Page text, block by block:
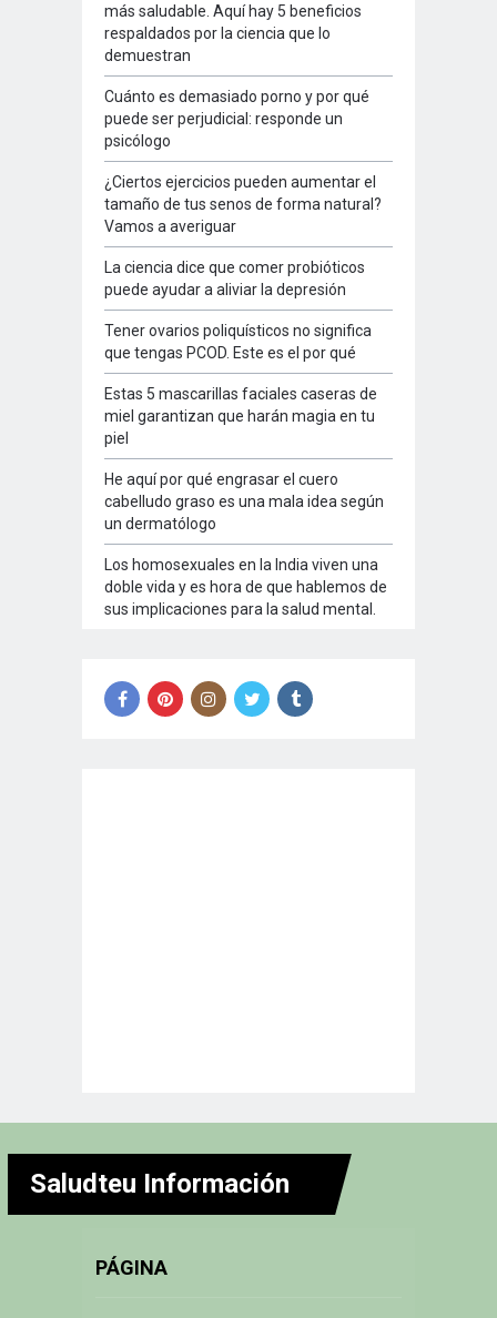
más saludable. Aquí hay 5 beneficios
respaldados por la ciencia que lo
demuestran
Cuánto es demasiado porno y por qué
puede ser perjudicial: responde un
psicólogo
¿Ciertos ejercicios pueden aumentar el
tamaño de tus senos de forma natural?
Vamos a averiguar
La ciencia dice que comer probióticos
puede ayudar a aliviar la depresión
Tener ovarios poliquísticos no significa
que tengas PCOD. Este es el por qué
Estas 5 mascarillas faciales caseras de
miel garantizan que harán magia en tu
piel
He aquí por qué engrasar el cuero
cabelludo graso es una mala idea según
un dermatólogo
Los homosexuales en la India viven una
doble vida y es hora de que hablemos de
sus implicaciones para la salud mental.
Saludteu Información
PÁGINA